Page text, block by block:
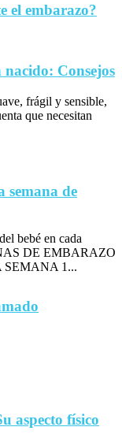
el embarazo?
Consejos
frágil y sensible,
que necesitan
semana de
bebé en cada
DE EMBARAZO
1...
aspecto físico